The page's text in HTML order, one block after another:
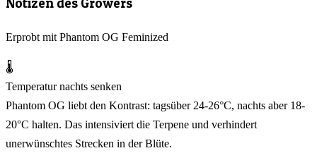
Notizen des Growers
Erprobt mit Phantom OG Feminized
🌡️
Temperatur nachts senken
Phantom OG liebt den Kontrast: tagsüber 24-26°C, nachts aber 18-
20°C halten. Das intensiviert die Terpene und verhindert
unerwünschtes Strecken in der Blüte.